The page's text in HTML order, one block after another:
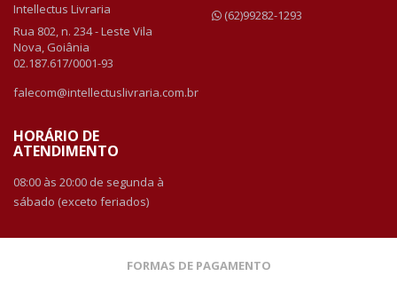
Intellectus Livraria
Rua 802, n. 234 - Leste Vila
Nova, Goiânia
02.187.617/0001-93
falecom@intellectuslivraria.com.br
HORÁRIO DE
ATENDIMENTO
08:00 às 20:00 de segunda à
sábado (exceto feriados)
(62)99282-1293
FORMAS DE PAGAMENTO